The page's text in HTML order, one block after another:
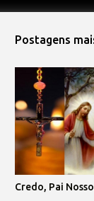
Postagens
Credo, Pai